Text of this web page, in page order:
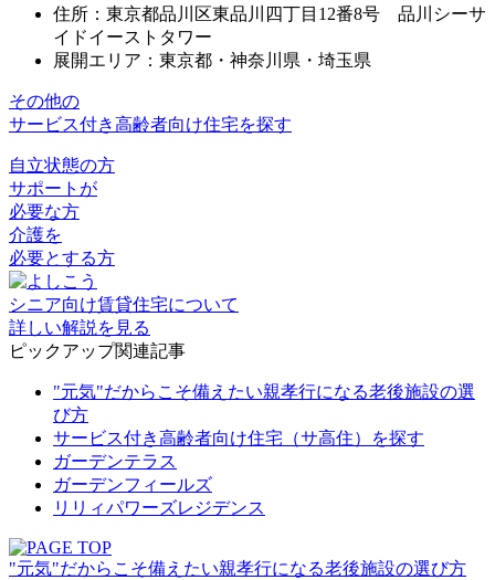
住所：東京都品川区東品川四丁目12番8号 品川シーサ
イドイーストタワー
展開エリア：東京都・神奈川県・埼玉県
その他の
サービス付き高齢者向け住宅を探す
自立状態の方
サポートが
必要な方
介護を
必要とする方
シニア向け賃貸住宅について
詳しい解説を見る
ピックアップ関連記事
"元気"だからこそ備えたい親孝行になる老後施設の選
び方
サービス付き高齢者向け住宅（サ高住）を探す
ガーデンテラス
ガーデンフィールズ
リリィパワーズレジデンス
"元気"だからこそ備えたい親孝行になる老後施設の選び方